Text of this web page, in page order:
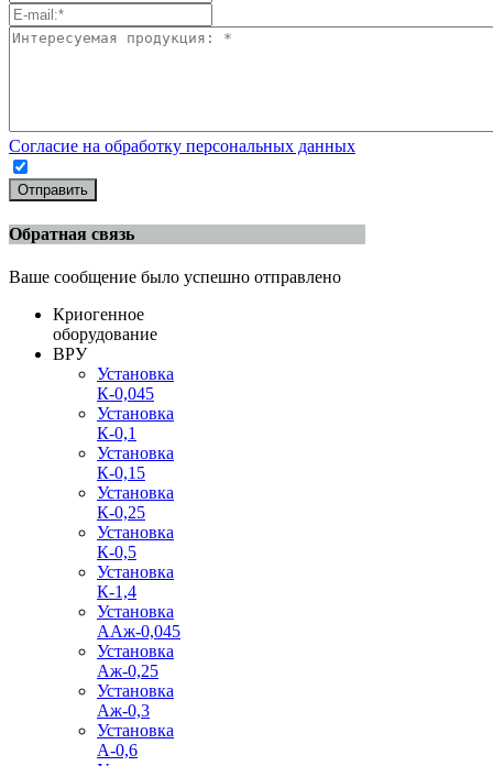
Согласие на обработку персональных данных
Отправить
Обратная связь
Ваше сообщение было успешно отправлено
Криогенное
оборудование
ВРУ
Установка
К-0,045
Установка
К-0,1
Установка
К-0,15
Установка
К-0,25
Установка
К-0,5
Установка
К-1,4
Установка
ААж-0,045
Установка
Аж-0,25
Установка
Аж-0,3
Установка
А-0,6